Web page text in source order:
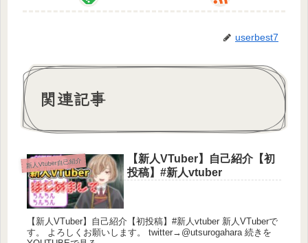
BGM/SE◇ナラクノゼ
https://twitter.com/NarakuNoze
モデル製作◇ナラク https://twitter.com/NarakuNoze
#個人vtuber #自己紹介 #新人Vtuber
userbest7
関連記事
新人Vtuber自己紹介
【新人VTuber】自己紹介【初
投稿】#新人vtuber
【新人VTuber】自己紹介【初投稿】#新人vtuber 新人VTuberで
す。 よろしくお願いします。 twitter→@utsurogahara 続きを